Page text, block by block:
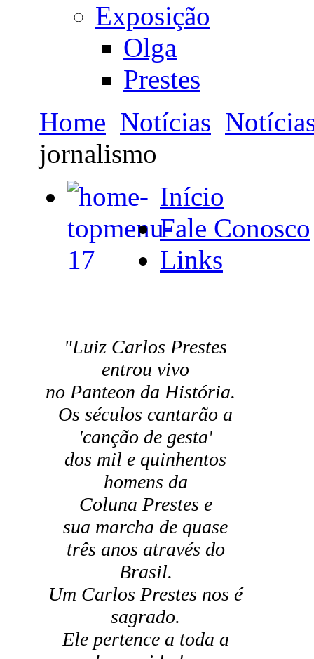
Exposição
Olga
Prestes
Home Notícias
jornalismo
Início
Fale Conosco
Links
"Luiz Carlos Prestes
entrou vivo
no Panteon da História.
Os séculos cantarão a
'canção de gesta'
dos mil e quinhentos
homens da
Coluna Prestes e
sua marcha de quase
três anos através do
Brasil.
Um Carlos Prestes nos é
sagrado.
Ele pertence a toda a